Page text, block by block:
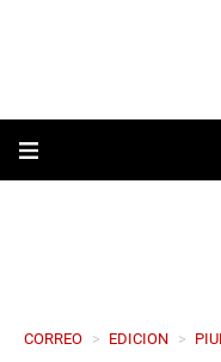
CORREO > EDICION >